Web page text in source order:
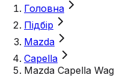
Головна
Підбір
Mazda
Capella
Mazda Capella